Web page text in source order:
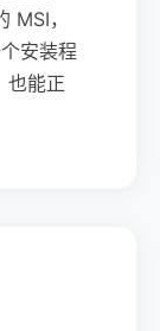
，
安装程
也能正